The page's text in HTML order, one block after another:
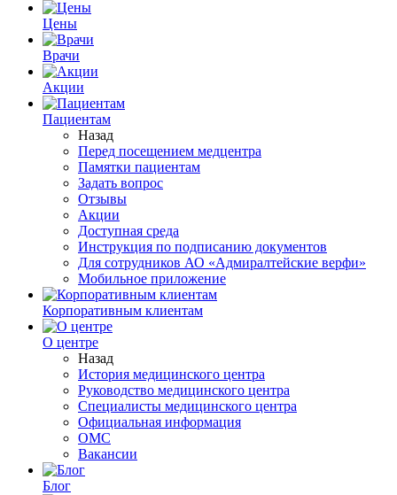
Цены
Врачи
Акции
Пациентам
Назад
Перед посещением медцентра
Памятки пациентам
Задать вопрос
Отзывы
Акции
Доступная среда
Инструкция по подписанию документов
Для сотрудников АО «Адмиралтейские верфи»
Мобильное приложение
Корпоративным клиентам
О центре
Назад
История медицинского центра
Руководство медицинского центра
Специалисты медицинского центра
Официальная информация
ОМС
Вакансии
Блог